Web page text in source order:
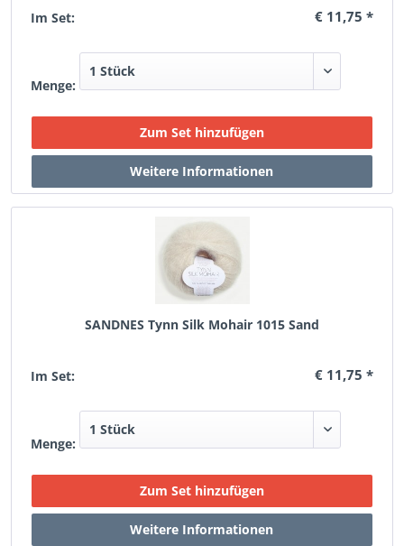
Im Set: € 11,75 *
Menge:
SANDNES Tynn Silk Mohair 1015 Sand
Im Set: € 11,75 *
Menge: